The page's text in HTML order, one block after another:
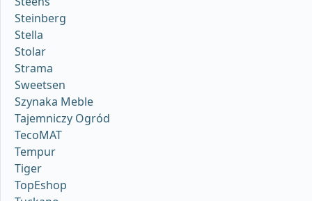
Steinberg
Stella
Stolar
Strama
Sweetsen
Szynaka Meble
Tajemniczy Ogród
TecoMAT
Tempur
Tiger
TopEshop